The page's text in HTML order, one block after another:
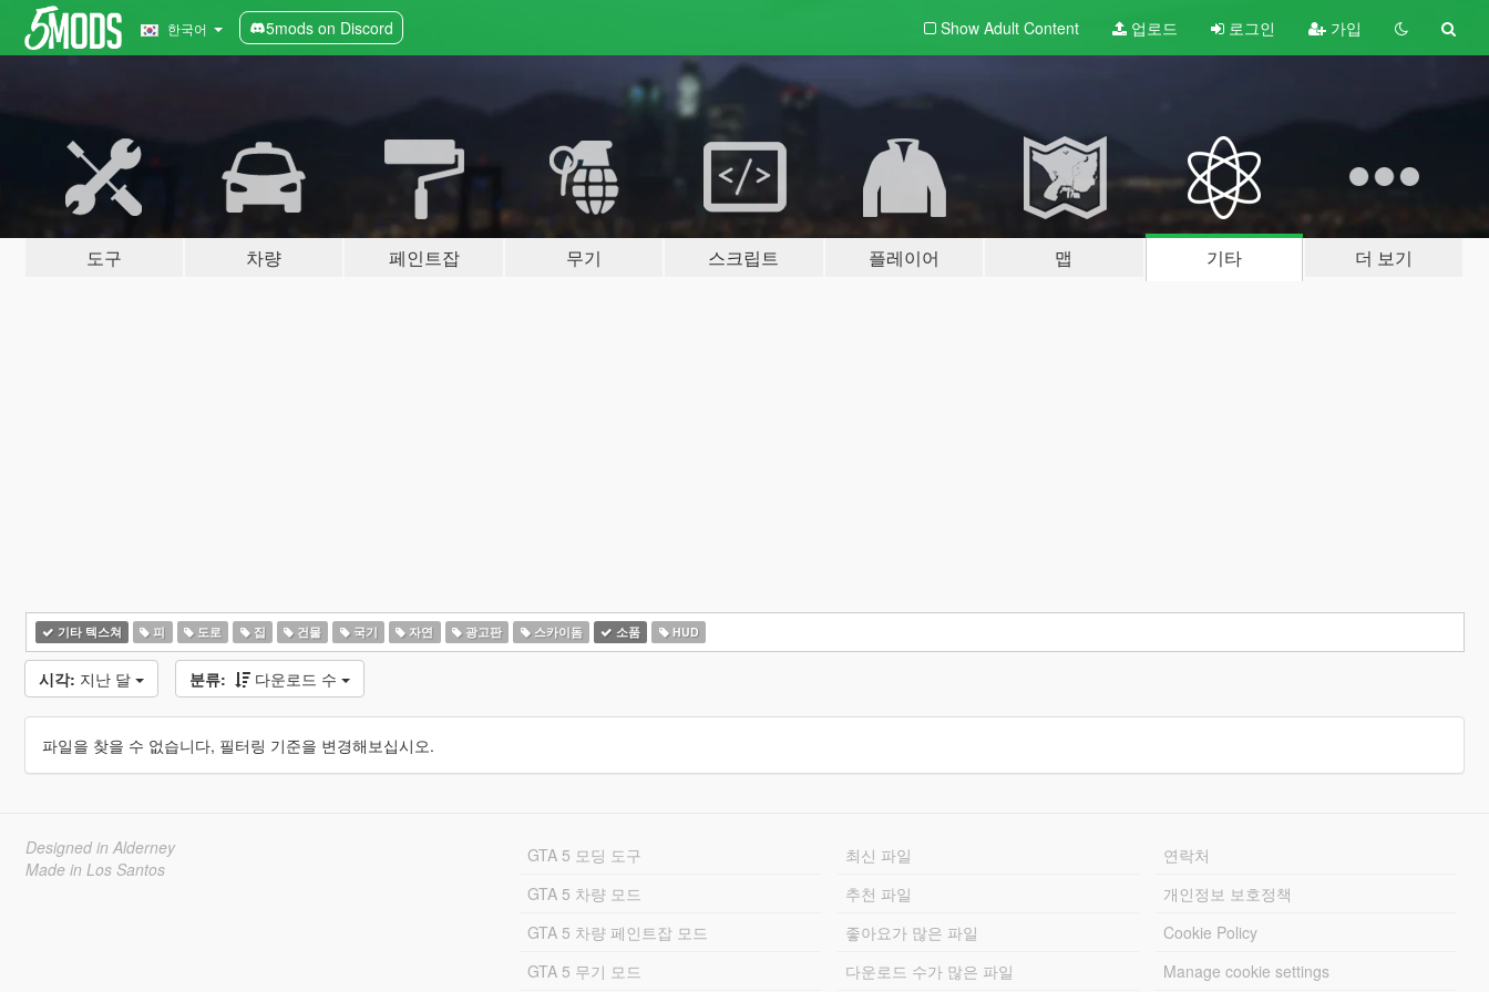
한국어 5mods on Discord Show Adult Content 업로드 로그인 가입
도구 차량 페인트잡 무기 스크립트 플레이어 맵 기타 더 보기
기타 텍스쳐 피 도로 집 건물 국기 자연 광고판 스카이돔 소품 HUD
시각: 지난 달 분류: 다운로드 수
파일을 찾을 수 없습니다, 필터링 기준을 변경해보십시오.
Designed in Alderney
Made in Los Santos
GTA 5 모딩 도구
GTA 5 차량 모드
GTA 5 차량 페인트잡 모드
GTA 5 무기 모드
최신 파일
추천 파일
좋아요가 많은 파일
다운로드 수가 많은 파일
연락처
개인정보 보호정책
Cookie Policy
Manage cookie settings